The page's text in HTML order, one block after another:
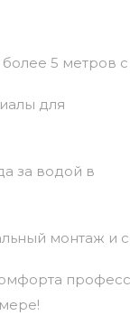
более 5 метров с
для
за водой в
монтаж и
мере!